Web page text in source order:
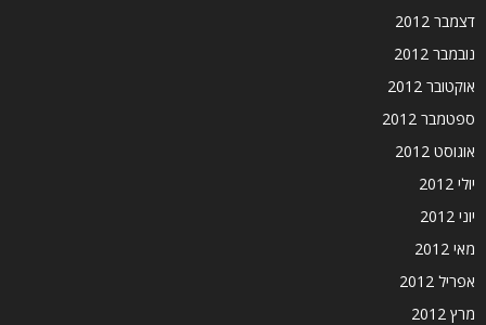
דצמבר 2012
נובמבר 2012
אוקטובר 2012
ספטמבר 2012
אוגוסט 2012
יולי 2012
יוני 2012
מאי 2012
אפריל 2012
מרץ 2012